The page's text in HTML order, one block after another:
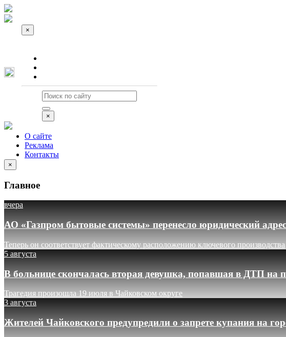
×
×
О сайте
Реклама
Контакты
×
Главное
вчера
АО «Газпром бытовые системы» перенесло юридический
Теперь он соответствует фактическому расположению ключевого производства
5 августа
В больнице скончалась вторая девушка, попавшая в ДТП на
Трагедия произошла 19 июля в Чайковском округе
3 августа
Жителей Чайковского предупредили о запрете купания на